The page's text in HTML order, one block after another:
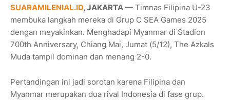
SUARAMILENIAL.ID, JAKARTA — Timnas Filipina U-23
membuka langkah mereka di Grup C SEA Games 2025
dengan meyakinkan. Menghadapi Myanmar di Stadion
700th Anniversary, Chiang Mai, Jumat (5/12), The Azkals
Muda tampil dominan dan menang 2-0.
Pertandingan ini jadi sorotan karena Filipina dan
Myanmar merupakan dua rival Indonesia di fase grup.